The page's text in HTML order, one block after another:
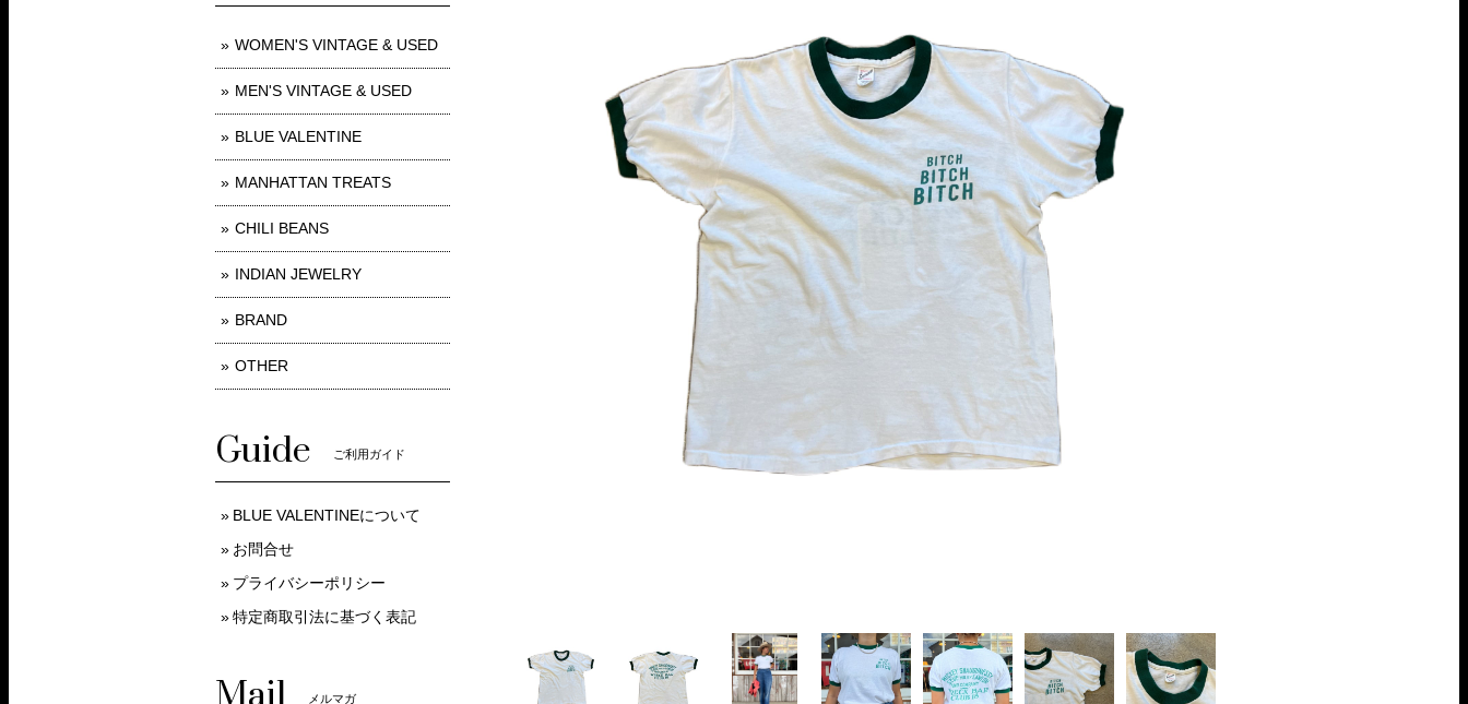
WOMEN'S VINTAGE & USED
MEN'S VINTAGE & USED
BLUE VALENTINE
MANHATTAN TREATS
CHILI BEANS
INDIAN JEWELRY
BRAND
OTHER
Guide ご利用ガイド
BLUE VALENTINEについて
お問合せ
プライバシーポリシー
特定商取引法に基づく表記
メルマガ